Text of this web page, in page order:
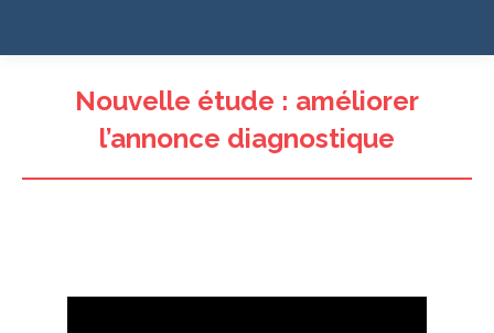
Nouvelle étude : améliorer
l’annonce diagnostique